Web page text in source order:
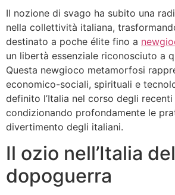
Il nozione di svago ha subito una
nella collettività italiana,
destinato a poche élite fino a
un libertà essenziale riconosciuto a
Questa newgioco metamorfosi
economico-sociali, spirituali e
definito l’Italia nel corso degli recenti
condizionando profondamente le
divertimento degli italiani.
Il ozio nell’Italia del
dopoguerra